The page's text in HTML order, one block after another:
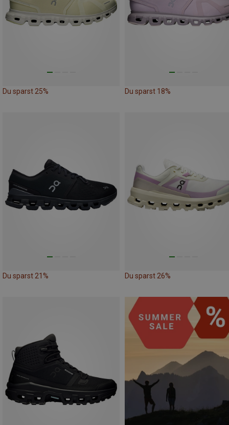
Du sparst 25% Du sparst 18%
Du sparst 21% Du sparst 26%